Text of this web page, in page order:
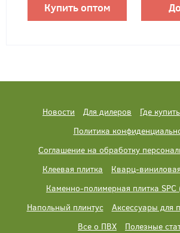
Купить оптом
Новости Для дилеров Где купить
Политика
Соглашение на обработку
Клеевая плитка
Кварц-
Каменно-полимерная плитка SPC
Напольный плинтус
Аксессуары для
Все о ПВХ
Полезные